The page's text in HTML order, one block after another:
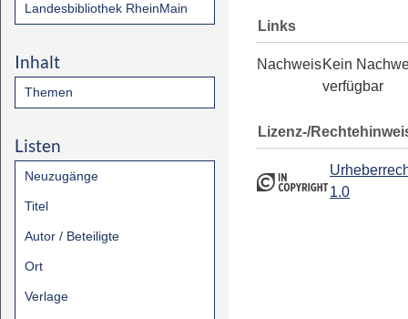
Landesbibliothek RheinMain
Inhalt
Themen
Listen
Neuzugänge
Titel
Autor / Beteiligte
Ort
Verlage
Links
NachweisKein
verfügbar
Lizenz-/
1.0